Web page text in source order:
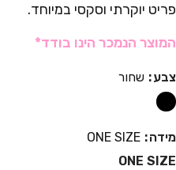
פריט יוקרתי וסקסי במיוחד.
המוצר הנמכר הינו בודד*
צבע שחור
מידה
ONE SIZE
ONE SIZE